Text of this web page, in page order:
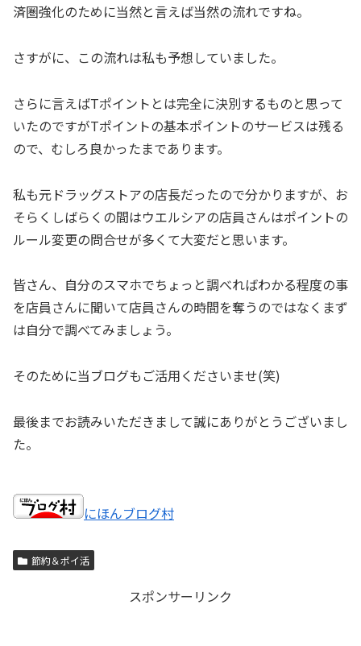
済圏強化のために当然と言えば当然の流れですね。
さすがに、この流れは私も予想していました。
さらに言えばTポイントとは完全に決別するものと思って
いたのですがTポイントの基本ポイントのサービスは残る
ので、むしろ良かったまであります。
私も元ドラッグストアの店長だったので分かりますが、お
そらくしばらくの間はウエルシアの店員さんはポイントの
ルール変更の問合せが多くて大変だと思います。
皆さん、自分のスマホでちょっと調べればわかる程度の事
を店員さんに聞いて店員さんの時間を奪うのではなくまず
は自分で調べてみましょう。
そのために当ブログもご活用くださいませ(笑)
最後までお読みいただきまして誠にありがとうございまし
た。
にほんブログ村
節約＆ポイ活
スポンサーリンク